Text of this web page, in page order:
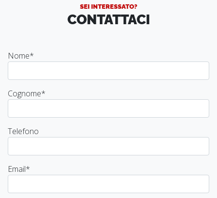
SEI INTERESSATO?
CONTATTACI
Nome*
Cognome*
Telefono
Email*